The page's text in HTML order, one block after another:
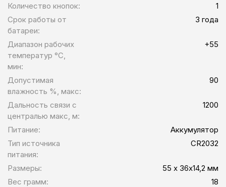
Количество кнопок:
1
Срок работы от
батареи:
3 года
Диапазон рабочих
температур °C,
мин:
+55
Допустимая
влажность %, макс:
90
Дальность связи с
централью макс, м:
1200
Питание:
Аккумулятор
Тип источника
питания:
CR2032
Размеры:
55 х 36х14,2 мм
Вес грамм:
18